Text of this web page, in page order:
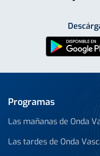
Programas
Las mañanas de Onda
Las tardes de Onda